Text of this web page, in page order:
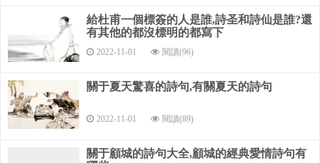
蜀》《除草》《丈人山》《成都府》《石筍行》 《贈花卿》
《少年行》《大麥行》《題桃樹》《漫城二詩》《春夜喜雨》
《草堂即事》《絕句二首》《絕句四首》《戲作花卿歌》《望
《絕句六首》 《春望》《茅屋為秋風所破歌》《江南逢李龜
年》《天末懷李白》 《月夜憶舍弟》《兵車行》《聞官軍收河
南河北》《登兗州城樓》 《登樓》《月夜》《潼關吏》《石壕
懷》《水檻遣心二首》《夢李白二首》 《秋興八首》《又呈吳
給杜甫一個標簽的人是誰,詩圣和詩仙是誰?還
有其他的都沒標明的都寫下
2022-11-01 閱讀(96)
關于夏天驚喜的詩句,有關夏天的詩句
2022-11-01 閱讀(89)
關于顧城的詩句大全,顧城的經典愛情詩句有